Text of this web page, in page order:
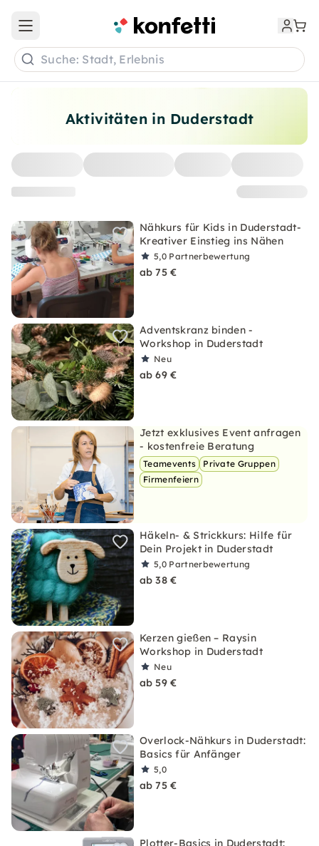
Aktivitäten in Duderstadt
Nähkurs für Kids in Duderstadt-
Kreativer Einstieg ins Nähen
5,0 Partnerbewertung
ab 75 €
Adventskranz binden -
Workshop in Duderstadt
Neu
ab 69 €
Jetzt exklusives Event anfragen
- kostenfreie Beratung
Teamevents
Private Gruppen
Firmenfeiern
Häkeln- & Strickkurs: Hilfe für
Dein Projekt in Duderstadt
5,0 Partnerbewertung
ab 38 €
Kerzen gießen – Raysin
Workshop in Duderstadt
Neu
ab 59 €
Overlock-Nähkurs in Duderstadt:
Basics für Anfänger
5,0
ab 75 €
Plotter-Basics in Duderstadt:
Open main menu
Suche: Stadt, Erlebnis